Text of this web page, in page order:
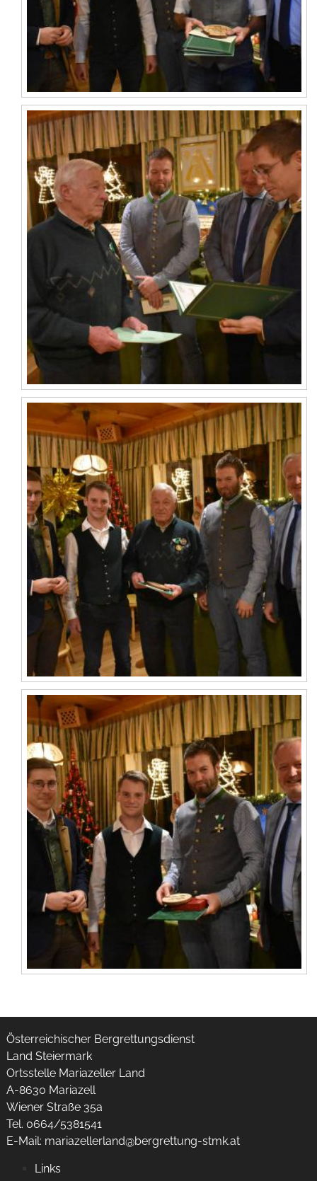
Österreichischer Bergrettungsdienst
Land Steiermark
Ortsstelle Mariazeller Land
A-8630 Mariazell
Wiener Straße 35a
Tel. 0664/5381541
E-Mail: mariazellerland@bergrettung-stmk.at
Links